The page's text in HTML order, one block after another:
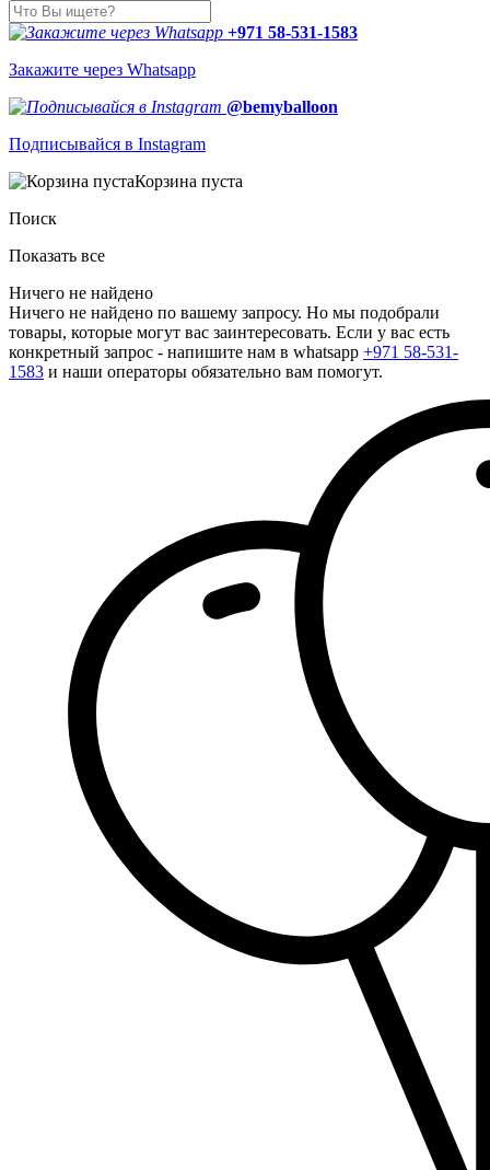
+971 58-531-1583
Закажите через Whatsapp
@bemyballoon
Подписывайся в Instagram
Корзина пуста
Поиск
Показать все
Ничего не найдено
Ничего не найдено по вашему запросу. Но мы подобрали
товары, которые могут вас заинтересовать. Если у вас есть
конкретный запрос - напишите нам в whatsapp +971 58-531-
1583 и наши операторы обязательно вам помогут.